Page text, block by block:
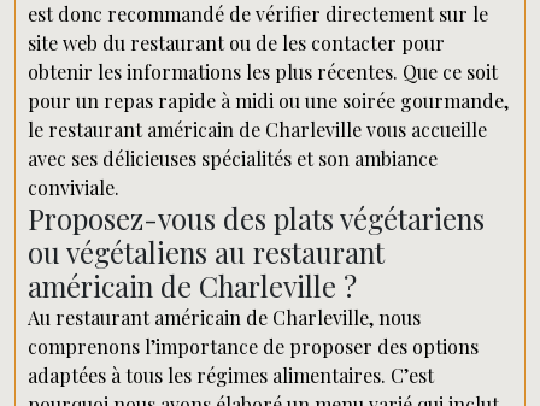
est donc recommandé de vérifier directement sur le
site web du restaurant ou de les contacter pour
obtenir les informations les plus récentes. Que ce soit
pour un repas rapide à midi ou une soirée gourmande,
le restaurant américain de Charleville vous accueille
avec ses délicieuses spécialités et son ambiance
conviviale.
Proposez-vous des plats végétariens
ou végétaliens au restaurant
américain de Charleville ?
Au restaurant américain de Charleville, nous
comprenons l’importance de proposer des options
adaptées à tous les régimes alimentaires. C’est